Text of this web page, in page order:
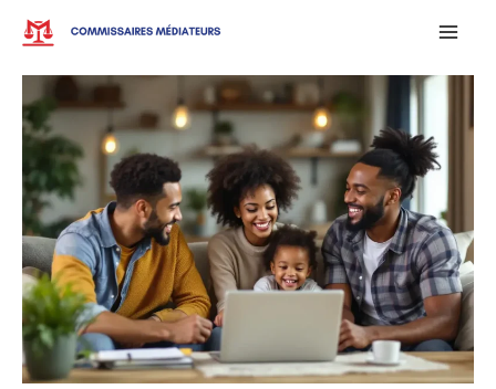
Aller
contenu